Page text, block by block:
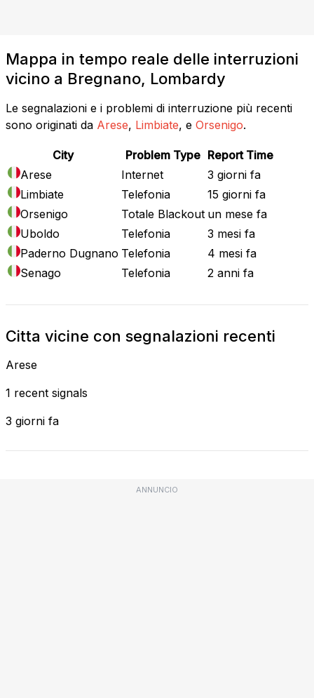
Mappa in tempo reale delle interruzioni
vicino a Bregnano, Lombardy
Le segnalazioni e i problemi di interruzione più recenti
sono originati da Arese, Limbiate, e Orsenigo.
City Problem Type Report Time
Arese
Internet
3 giorni fa
Limbiate
Telefonia
15 giorni fa
Orsenigo
Totale Blackout un mese fa
Uboldo
Telefonia
3 mesi fa
Paderno Dugnano Telefonia
4 mesi fa
Senago
Telefonia 2 anni fa
Citta vicine con segnalazioni recenti
Arese
1 recent signals
3 giorni fa
ANNUNCIO